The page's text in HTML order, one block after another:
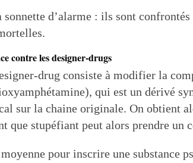
d’alarme : ils sont
contre les designer-drugs
drug consiste à modifier la
qui est un dérivé
sur la chaine originale. On obtient
que stupéfiant peut alors prendre un
pour inscrire une substance